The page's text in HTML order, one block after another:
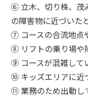
⑥ 立木、切り株、茂
の障害物に近づいた
⑦ コースの合流地点
⑧ リフトの乗り場や
⑨ コースが混雑して
⑩ キッズエリアに近
⑪ 業務のため出動し